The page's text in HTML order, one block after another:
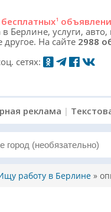
бесплатных1
в Берлине, услуги,
другое. На сайте 2988
сетях:
реклама |
работу в Берлине »